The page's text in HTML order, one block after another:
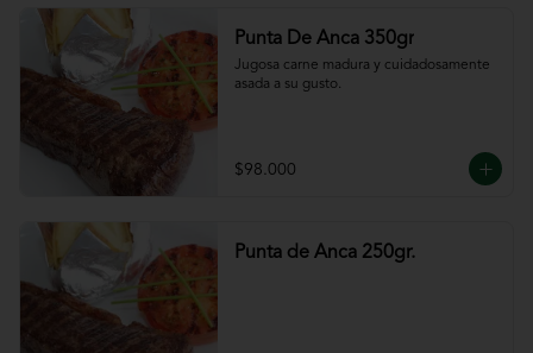
Punta De Anca 350gr
Jugosa carne madura y cuidadosamente
asada a su gusto.
$98.000
Punta de Anca 250gr.